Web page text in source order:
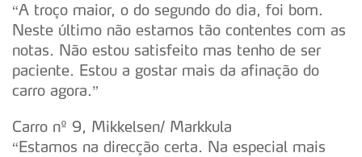
“A troço maior, o do segundo do dia, foi bom.
Neste último não estamos tão contentes com as
notas. Não estou satisfeito mas tenho de ser
paciente. Estou a gostar mais da afinação do
carro agora.”
Carro nº 9, Mikkelsen/ Markkula
“Estamos na direcção certa. Na especial mais